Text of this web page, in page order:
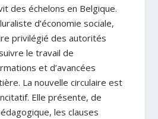
des échelons en Belgique.
d’économie sociale,
privilégié des autorités
le travail de
et d’avancées
La nouvelle circulaire est
Elle présente, de
les clauses